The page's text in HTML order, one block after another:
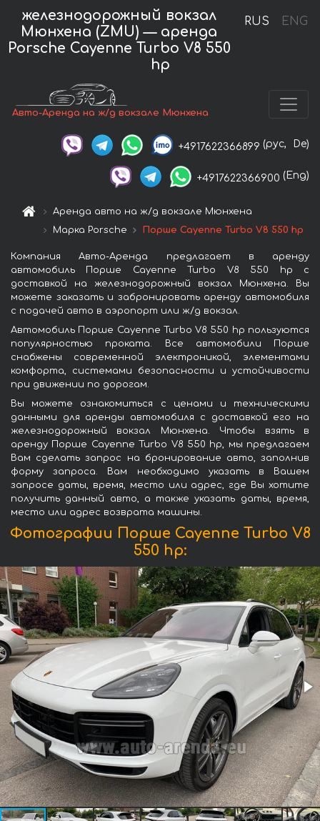
RUS ENG
железнодорожный вокзал
Мюнхена (ZMU) — аренда
Porsche Cayenne Turbo V8 550
hp
Авто-Аренда на ж/д вокзале Мюнхена
+4917622366899 (рус, De)
+4917622366900 (Eng)
Аренда авто на ж/д вокзале Мюнхена
Марка Porsche
Порше Cayenne Turbo V8 550 hp
Компания Авто-Аренда предлагает в аренду
автомобиль Порше Cayenne Turbo V8 550 hp с
доставкой на железнодорожный вокзал Мюнхена. Вы
можете заказать и забронировать аренду автомобиля
с подачей авто в аэропорт или ж/д вокзал.
Автомобиль Порше Cayenne Turbo V8 550 hp пользуются
популярностью проката. Все автомобили Порше
снабжены современной электроникой, элементами
комфорта, системами безопасности и устойчивости
при движении по дорогам.
Вы можете ознакомиться с ценами и техническими
данными для аренды автомобиля с доставкой его на
железнодорожный вокзал Мюнхена. Чтобы взять в
аренду Порше Cayenne Turbo V8 550 hp, мы предлагаем
Вам сделать запрос на бронирование авто, заполнив
форму запроса. Вам необходимо указать в Вашем
запросе даты, время, место или адрес, где Вы хотите
получить данный авто, а также указать даты, время,
место или адрес возврата машины.
Фотографии Порше Cayenne Turbo V8
550 hp: